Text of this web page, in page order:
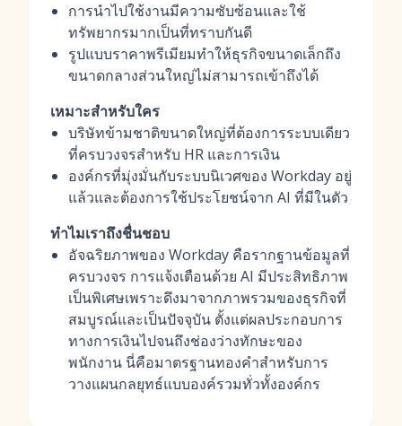
การนำไปใช้งานมีความซับซ้อนและใช้
ทรัพยากรมากเป็นที่ทราบกันดี
รูปแบบราคาพรีเมียมทำให้ธุรกิจขนาดเล็กถึง
ขนาดกลางส่วนใหญ่ไม่สามารถเข้าถึงได้
เหมาะสำหรับใคร
บริษัทข้ามชาติขนาดใหญ่ที่ต้องการระบบเดียว
ที่ครบวงจรสำหรับ HR และการเงิน
องค์กรที่มุ่งมั่นกับระบบนิเวศของ Workday อยู่
แล้วและต้องการใช้ประโยชน์จาก AI ที่มีในตัว
ทำไมเราถึงชื่นชอบ
อัจฉริยภาพของ Workday คือรากฐานข้อมูลที่
ครบวงจร การแจ้งเตือนด้วย AI มีประสิทธิภาพ
เป็นพิเศษเพราะดึงมาจากภาพรวมของธุรกิจที่
สมบูรณ์และเป็นปัจจุบัน ตั้งแต่ผลประกอบการ
ทางการเงินไปจนถึงช่องว่างทักษะของ
พนักงาน นี่คือมาตรฐานทองคำสำหรับการ
วางแผนกลยุทธ์แบบองค์รวมทั่วทั้งองค์กร